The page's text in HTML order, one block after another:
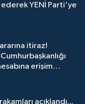
YENİ Parti'ye
itiraz!
erişim
açıklandı...